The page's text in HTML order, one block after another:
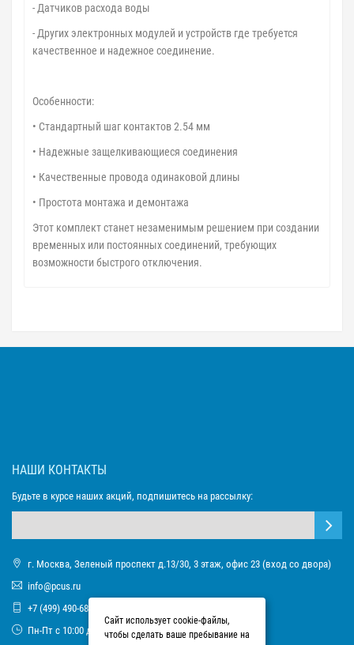
- Датчиков расхода воды
- Других электронных модулей и устройств где требуется
качественное и надежное соединение.
Особенности:
• Стандартный шаг контактов 2.54 мм
• Надежные защелкивающиеся соединения
• Качественные провода одинаковой длины
• Простота монтажа и демонтажа
Этот комплект станет незаменимым решением при создании
временных или постоянных соединений, требующих
возможности быстрого отключения.
НАШИ КОНТАКТЫ
Будьте в курсе наших акций, подпишитесь на рассылку:
г. Москва, Зеленый проспект д.13/30, 3 этаж, офис 23 (вход со двора)
info@pcus.ru
+7 (499) 490-68-93
Пн-Пт с 10:00 до 17:00
Сайт использует cookie-файлы,
чтобы сделать ваше пребывание на